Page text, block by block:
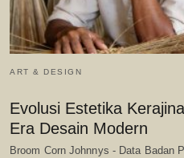
ART & DESIGN
Evolusi Estetika
Era Desain Modern
Broom Corn Johnnys - Data Badan